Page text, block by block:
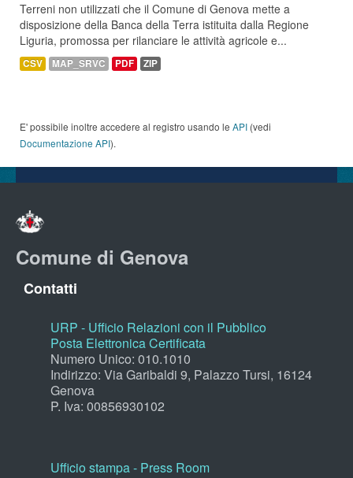
Terreni non utilizzati che il Comune di Genova mette a
disposizione della Banca della Terra istituita dalla Regione
Liguria, promossa per rilanciare le attività agricole e...
CSV MAP_SRVC PDF ZIP
E' possibile inoltre accedere al registro usando le API (vedi
Documentazione API).
Comune di Genova
Contatti
URP - Ufficio Relazioni con il Pubblico
Posta Elettronica Certificata
Numero Unico: 010.1010
Indirizzo: Via Garibaldi 9, Palazzo Tursi, 16124
Genova
P. Iva: 00856930102
Ufficio stampa - Press Room